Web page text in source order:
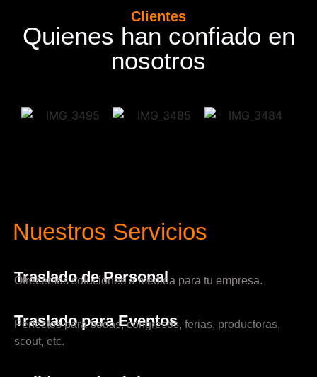
Clientes
Quienes han confiado en
nosotros
Nuestros Servicios
Traslado de Personal
Ofrecemos soluciones a medida para tu empresa.
Traslado para Eventos
Perfectos para bodas, congresos, ferias, productoras,
scout, etc.